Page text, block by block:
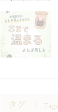
タグ Tags